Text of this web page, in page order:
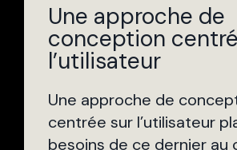
Une approche de
conception
l’utilisateur
Une approche de
centrée sur l’utilisateur
besoins de ce dernier